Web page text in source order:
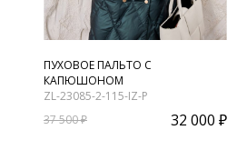
ПУХОВОЕ ПАЛЬТО С
КАПЮШОНОМ
ZL-23085-2-115-IZ-P
37 500 ₽
32 000 ₽